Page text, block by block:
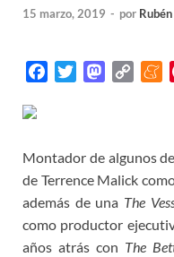
15 marzo, 2019 - por
b
o
o
k
t
e
r
M
o
d
o
n
L
i
n
k
a
m
e
Montador de algunos
de Terrence Malick
además de una The
como productor
años atrás con The